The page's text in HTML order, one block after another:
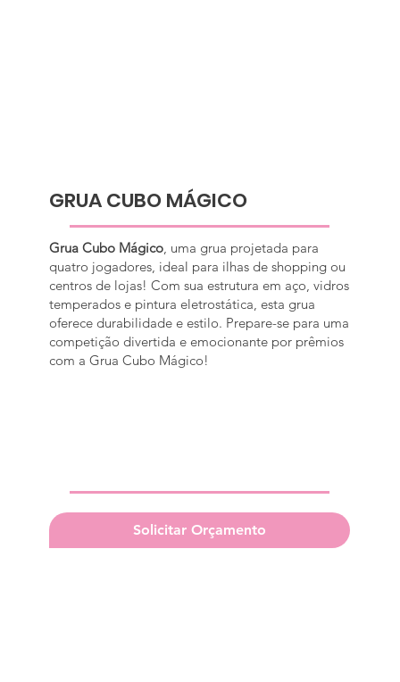
GRUA CUBO MÁGICO
Grua Cubo Mágico, uma grua projetada para
quatro jogadores, ideal para ilhas de shopping ou
centros de lojas! Com sua estrutura em aço, vidros
temperados e pintura eletrostática, esta grua
oferece durabilidade e estilo. Prepare-se para uma
competição divertida e emocionante por prêmios
com a Grua Cubo Mágico!
Solicitar Orçamento